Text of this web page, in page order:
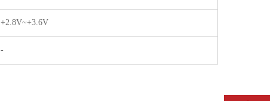
+2.8V~+3.6V
-